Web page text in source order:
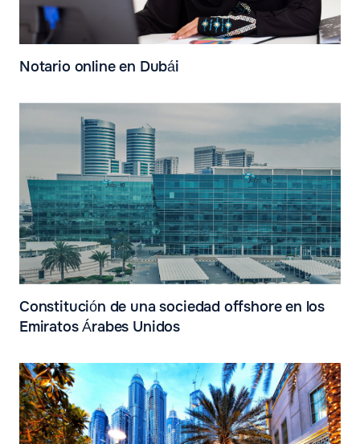
Notario online en Dubái
Constitución de una sociedad offshore en los
Emiratos Árabes Unidos